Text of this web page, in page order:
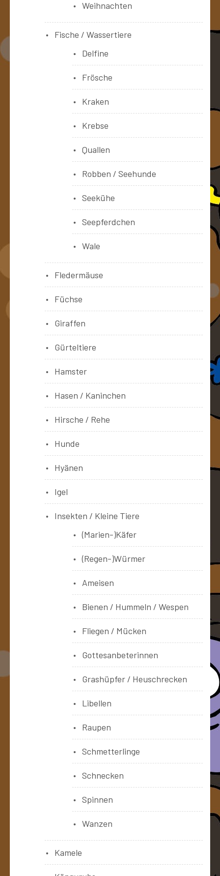
Weihnachten
Fische / Wassertiere
Delfine
Frösche
Kraken
Krebse
Quallen
Robben / Seehunde
Seekühe
Seepferdchen
Wale
Fledermäuse
Füchse
Giraffen
Gürteltiere
Hamster
Hasen / Kaninchen
Hirsche / Rehe
Hunde
Hyänen
Igel
Insekten / Kleine Tiere
(Marien-)Käfer
(Regen-)Würmer
Ameisen
Bienen / Hummeln / Wespen
Fliegen / Mücken
Gottesanbeterinnen
Grashüpfer / Heuschrecken
Libellen
Raupen
Schmetterlinge
Schnecken
Spinnen
Wanzen
Kamele